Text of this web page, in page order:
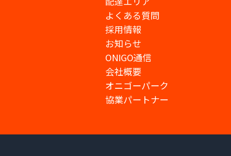
よくある質問
採用情報
お知らせ
ONIGO通信
会社概要
オニゴーパーク
協業パートナー